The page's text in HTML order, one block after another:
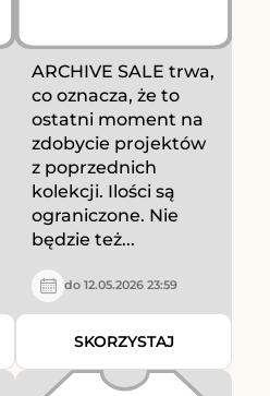
ARCHIVE SALE trwa,
co oznacza, że to
ostatni moment na
zdobycie projektów
z poprzednich
kolekcji. Ilości są
ograniczone. Nie
będzie też...
do 12.05.2026 23:59
SKORZYSTAJ